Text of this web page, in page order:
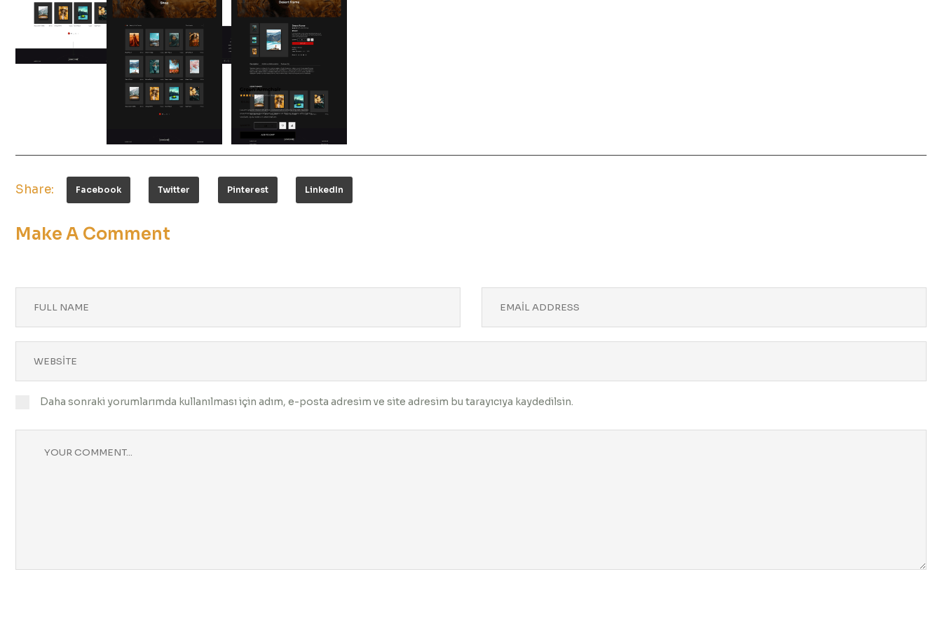
Share: Facebook Twitter Pinterest LinkedIn
Make A Comment
Daha sonraki yorumlarımda kullanılması için adım, e-posta adresim ve site adresim bu tarayıcıya kaydedilsin.